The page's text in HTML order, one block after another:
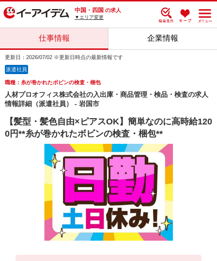
中国・四国 の求人
▼エリア変更
仕事情報 企業情報
更新日：2026/07/02 ※更新日時点の最新情報です
派遣社員
職種：糸が巻かれたボビンの検査・梱包
人材プロオフィス株式会社の入出庫・商品管理・検品・検査の求人
情報詳細（派遣社員） - 岩国市
【髪型・髪色自由×ピアスOK】簡単なのに高時給120
0円**糸が巻かれたボビンの検査・梱包**